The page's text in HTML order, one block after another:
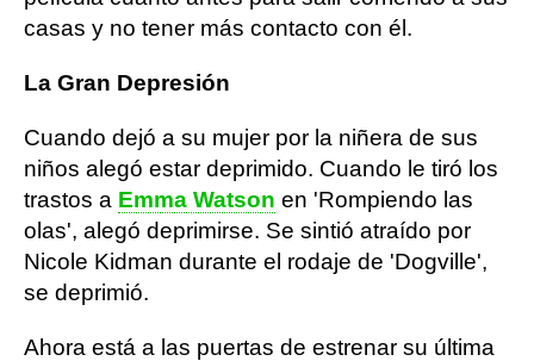
casas y no tener más contacto con él.
La Gran Depresión
Cuando dejó a su mujer por la niñera de sus
niños alegó estar deprimido. Cuando le tiró los
trastos a Emma Watson en 'Rompiendo las
olas', alegó deprimirse. Se sintió atraído por
Nicole Kidman durante el rodaje de 'Dogville',
se deprimió.
Ahora está a las puertas de estrenar su última